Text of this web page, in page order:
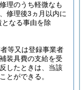
理のうち軽微なも
修理後3ヵ月以内に
なる事由を除
等又は登録事業者
装具費の支給を受
したときは、当該
とができる。